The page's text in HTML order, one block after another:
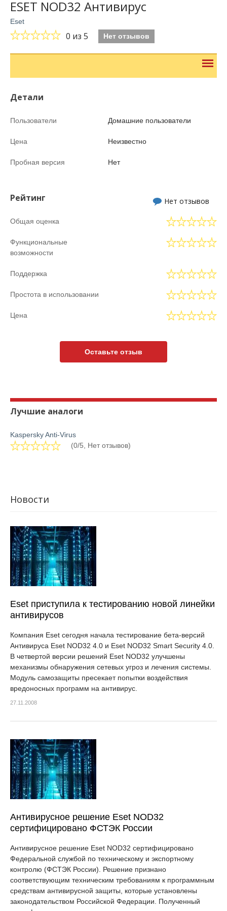
ESET NOD32 Антивирус
Eset
0 из 5 Нет отзывов
Детали
Пользователи Домашние пользователи
Цена Неизвестно
Пробная версия Нет
Рейтинг Нет отзывов
Общая оценка
Функциональные
возможности
Поддержка
Простота в использовании
Цена
Оставьте отзыв
Лучшие аналоги
Kaspersky Anti-Virus
(0/5, Нет отзывов)
Новости
Eset приступила к тестированию новой линейки
антивирусов
Компания Eset сегодня начала тестирование бета-версий
Антивируса Eset NOD32 4.0 и Eset NOD32 Smart Security 4.0.
В четвертой версии решений Eset NOD32 улучшены
механизмы обнаружения сетевых угроз и лечения системы.
Модуль самозащиты пресекает попытки воздействия
вредоносных программ на антивирус.
27.11.2008
Антивирусное решение Eset NOD32
сертифицировано ФСТЭК России
Антивирусное решение Eset NOD32 сертифицировано
Федеральной службой по техническому и экспортному
контролю (ФСТЭК России). Решение признано
соответствующим техническим требованиям к программным
средствам антивирусной защиты, которые установлены
законодательством Российской Федерации. Полученный